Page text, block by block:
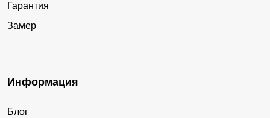
Гарантия
Замер
Информация
Блог